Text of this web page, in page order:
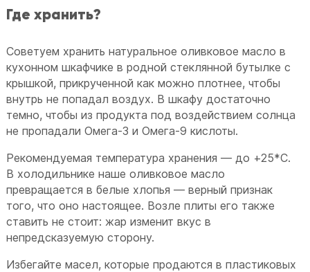
Где хранить?
Советуем хранить натуральное оливковое масло в
кухонном шкафчике в родной стеклянной бутылке с
крышкой, прикрученной как можно плотнее, чтобы
внутрь не попадал воздух. В шкафу достаточно
темно, чтобы из продукта под воздействием солнца
не пропадали Омега-3 и Омега-9 кислоты.
Рекомендуемая температура хранения — до +25*С.
В холодильнике наше оливковое масло
превращается в белые хлопья — верный признак
того, что оно настоящее. Возле плиты его также
ставить не стоит: жар изменит вкус в
непредсказуемую сторону.
Избегайте масел, которые продаются в пластиковых